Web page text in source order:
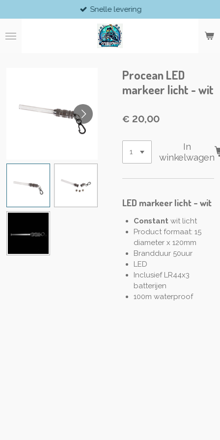
direct
naar
de
Snelle levering
Procean LED
markeer licht - wit
€ 20,00
In
winkelwagen
LED markeer licht - wit
Constant wit licht
Product formaat: 15
diameter x 120mm
Brandduur 50uur
LED
Inclusief LR44x3
batterijen
100m waterproof